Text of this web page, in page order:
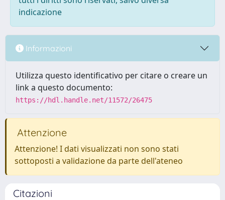
indicazione
Informazioni
Utilizza questo identificativo per citare o creare un
link a questo documento:
https://hdl.handle.net/11572/26475
Attenzione
Attenzione! I dati visualizzati non sono stati
sottoposti a validazione da parte dell'ateneo
Citazioni